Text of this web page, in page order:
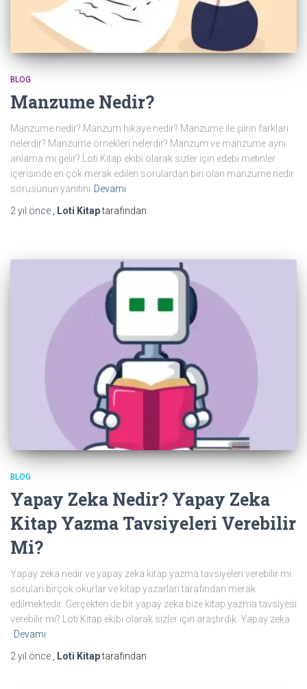
BLOG
Manzume Nedir?
Manzume nedir? Manzum hikaye nedir? Manzume ile şiirin farkları
nelerdir? Manzume örnekleri nelerdir? Manzum ve manzume aynı
anlama mı gelir? Loti Kitap ekibi olarak sizler için edebi metinler
içerisinde en çok merak edilen sorulardan biri olan manzume nedir
sorusunun yanıtını Devamı
2 yıl önce Loti Kitaptarafından
BLOG
Yapay Zeka Nedir? Yapay Zeka
Kitap Yazma Tavsiyeleri Verebilir
Mi?
Yapay zeka nedir ve yapay zeka kitap yazma tavsiyeleri verebilir mi
soruları birçok okurlar ve kitap yazarları tarafından merak
edilmektedir. Gerçekten de bir yapay zeka bize kitap yazma tavsiyesi
verebilir mi? Loti Kitap ekibi olarak sizler için araştırdık. Yapay zeka
Devamı
2 yıl önce , Loti Kitaptarafından